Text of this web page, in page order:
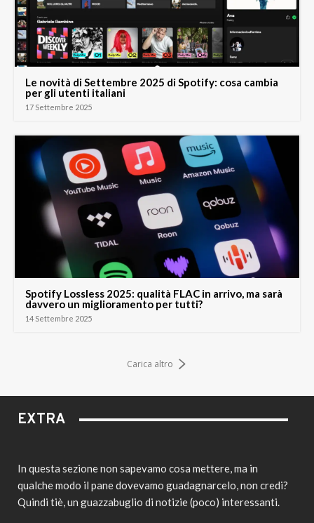
Le novità di Settembre 2025 di Spotify: cosa cambia
per gli utenti italiani
17 Settembre 2025
Spotify Lossless 2025: qualità FLAC in arrivo, ma sarà
davvero un miglioramento per tutti?
14 Settembre 2025
Carica altro
EXTRA
In questa sezione non sapevamo cosa mettere, ma in
qualche modo il pane dovevamo guadagnarcelo, non credi?
Quindi tiè, un guazzabuglio di notizie (poco) interessanti.